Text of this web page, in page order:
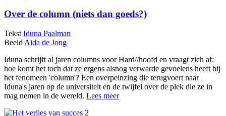
Over de column (niets dan goeds?)
Tekst Iduna Paalman
Beeld Aida de Jong
Iduna schrijft al jaren columns voor Hard//hoofd en vraagt zich af:
hoe komt het toch dat ze ergens alsnog verwarde gevoelens heeft bij
het fenomeen 'column'? Een overpeinzing die terugvoert naar
Iduna's jaren op de universiteit en de twijfel over de plek die ze in
mag nemen in de wereld. Lees meer